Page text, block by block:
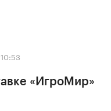
«ИгроМир»